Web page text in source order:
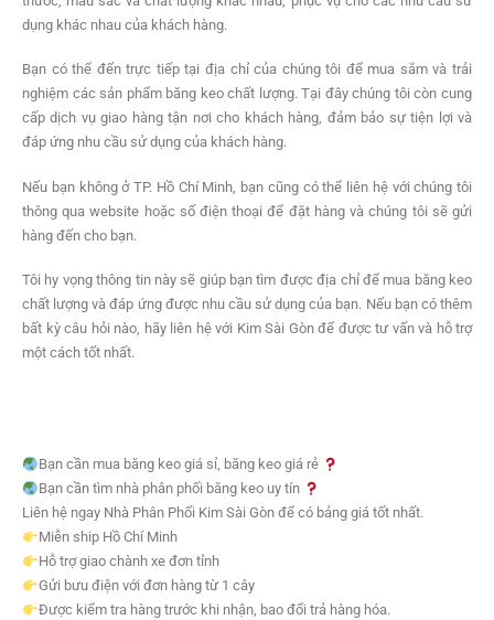
dụng khác nhau của khách hàng.
Bạn có thể đến trực tiếp tại địa chỉ của chúng tôi để mua sắm và trải
nghiệm các sản phẩm băng keo chất lượng. Tại đây chúng tôi còn cung
cấp dịch vụ giao hàng tận nơi cho khách hàng, đảm bảo sự tiện lợi và
đáp ứng nhu cầu sử dụng của khách hàng.
Nếu bạn không ở TP. Hồ Chí Minh, bạn cũng có thể liên hệ với chúng tôi
thông qua website hoặc số điện thoại để đặt hàng và chúng tôi sẽ gửi
hàng đến cho bạn.
Tôi hy vọng thông tin này sẽ giúp bạn tìm được địa chỉ để mua băng keo
chất lượng và đáp ứng được nhu cầu sử dụng của bạn. Nếu bạn có thêm
bất kỳ câu hỏi nào, hãy liên hệ với Kim Sài Gòn để được tư vấn và hỗ trợ
một cách tốt nhất.
Bạn cần mua băng keo giá sỉ, băng keo giá rẻ
Bạn cần tìm nhà phân phối băng keo uy tín
Liên hệ ngay Nhà Phân Phối Kim Sài Gòn để có bảng giá tốt nhất.
Miễn ship Hồ Chí Minh
Hỗ trợ giao chành xe đơn tỉnh
Gửi bưu điện với đơn hàng từ 1 cây
Được kiểm tra hàng trước khi nhận, bao đổi trả hàng hóa.